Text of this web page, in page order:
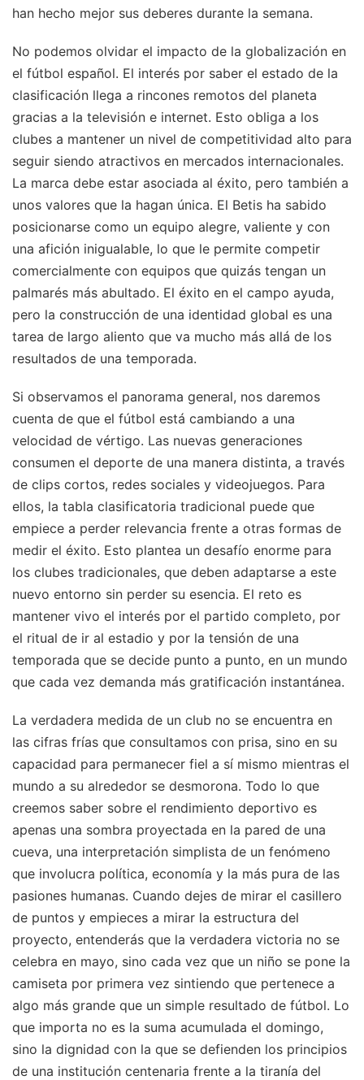
han hecho mejor sus deberes durante la semana.
No podemos olvidar el impacto de la globalización en
el fútbol español. El interés por saber el estado de la
clasificación llega a rincones remotos del planeta
gracias a la televisión e internet. Esto obliga a los
clubes a mantener un nivel de competitividad alto para
seguir siendo atractivos en mercados internacionales.
La marca debe estar asociada al éxito, pero también a
unos valores que la hagan única. El Betis ha sabido
posicionarse como un equipo alegre, valiente y con
una afición inigualable, lo que le permite competir
comercialmente con equipos que quizás tengan un
palmarés más abultado. El éxito en el campo ayuda,
pero la construcción de una identidad global es una
tarea de largo aliento que va mucho más allá de los
resultados de una temporada.
Si observamos el panorama general, nos daremos
cuenta de que el fútbol está cambiando a una
velocidad de vértigo. Las nuevas generaciones
consumen el deporte de una manera distinta, a través
de clips cortos, redes sociales y videojuegos. Para
ellos, la tabla clasificatoria tradicional puede que
empiece a perder relevancia frente a otras formas de
medir el éxito. Esto plantea un desafío enorme para
los clubes tradicionales, que deben adaptarse a este
nuevo entorno sin perder su esencia. El reto es
mantener vivo el interés por el partido completo, por
el ritual de ir al estadio y por la tensión de una
temporada que se decide punto a punto, en un mundo
que cada vez demanda más gratificación instantánea.
La verdadera medida de un club no se encuentra en
las cifras frías que consultamos con prisa, sino en su
capacidad para permanecer fiel a sí mismo mientras el
mundo a su alrededor se desmorona. Todo lo que
creemos saber sobre el rendimiento deportivo es
apenas una sombra proyectada en la pared de una
cueva, una interpretación simplista de un fenómeno
que involucra política, economía y la más pura de las
pasiones humanas. Cuando dejes de mirar el casillero
de puntos y empieces a mirar la estructura del
proyecto, entenderás que la verdadera victoria no se
celebra en mayo, sino cada vez que un niño se pone la
camiseta por primera vez sintiendo que pertenece a
algo más grande que un simple resultado de fútbol. Lo
que importa no es la suma acumulada el domingo,
sino la dignidad con la que se defienden los principios
de una institución centenaria frente a la tiranía del